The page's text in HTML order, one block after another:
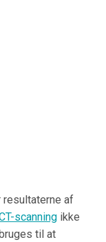
af
scanningikke
til at